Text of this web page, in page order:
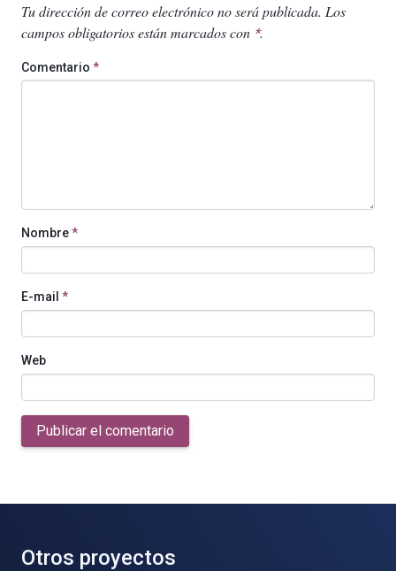
Tu dirección de correo electrónico no será publicada. Los
campos obligatorios están marcados con *.
Comentario *
Nombre*
E-mail *
Web
Publicar el comentario
Otros proyectos